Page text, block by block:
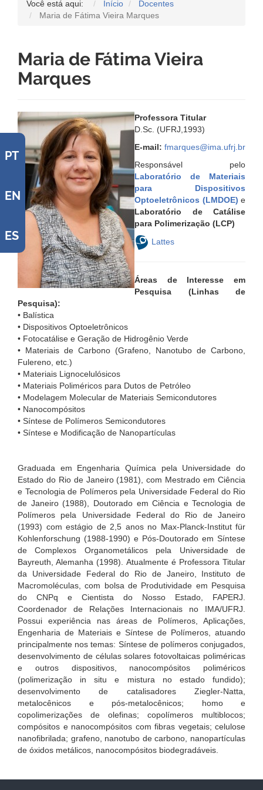
PT
EN
ES
Você está aqui: Início
Docentes
Maria de Fátima Vieira Marques
Maria de Fátima Vieira
Marques
Professora Titular
D.Sc. (UFRJ,1993)
E-mail: fmarques@ima.ufrj.br
Responsável pelo
Laboratório de Materiais
para Dispositivos
Optoeletrônicos (LMDOE) e
Laboratório de Catálise
para Polimerização (LCP)
Lattes
Áreas de Interesse em
Pesquisa (Linhas de
Pesquisa):
• Balística
• Dispositivos Optoeletrônicos
• Fotocatálise e Geração de Hidrogênio Verde
• Materiais de Carbono (Grafeno, Nanotubo de Carbono,
Fulereno, etc.)
• Materiais Lignocelulósicos
• Materiais Poliméricos para Dutos de Petróleo
• Modelagem Molecular de Materiais Semicondutores
• Nanocompósitos
• Síntese de Polímeros Semicondutores
• Síntese e Modificação de Nanopartículas
Graduada em Engenharia Química pela Universidade do
Estado do Rio de Janeiro (1981), com Mestrado em Ciência
e Tecnologia de Polímeros pela Universidade Federal do Rio
de Janeiro (1988), Doutorado em Ciência e Tecnologia de
Polímeros pela Universidade Federal do Rio de Janeiro
(1993) com estágio de 2,5 anos no Max-Planck-Institut für
Kohlenforschung (1988-1990) e Pós-Doutorado em Síntese
de Complexos Organometálicos pela Universidade de
Bayreuth, Alemanha (1998). Atualmente é Professora Titular
da Universidade Federal do Rio de Janeiro, Instituto de
Macromoléculas, com bolsa de Produtividade em Pesquisa
do CNPq e Cientista do Nosso Estado, FAPERJ.
Coordenador de Relações Internacionais no IMA/UFRJ.
Possui experiência nas áreas de Polímeros, Aplicações,
Engenharia de Materiais e Síntese de Polímeros, atuando
principalmente nos temas: Síntese de polímeros conjugados,
desenvolvimento de células solares fotovoltaicas poliméricas
e outros dispositivos, nanocompósitos poliméricos
(polimerização in situ e mistura no estado fundido);
desenvolvimento de catalisadores Ziegler-Natta,
metalocênicos e pós-metalocênicos; homo e
copolimerizações de olefinas; copolímeros multiblocos;
compósitos e nanocompósitos com fibras vegetais; celulose
nanofibrilada; grafeno, nanotubo de carbono, nanopartículas
de óxidos metálicos, nanocompósitos biodegradáveis.